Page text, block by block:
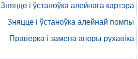
Зняцце і ўстаноўка алейнага картэра
Зняцце і ўстаноўка алейнай помпы
Праверка і замена апоры рухавіка